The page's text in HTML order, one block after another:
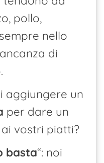
pollo,
nello
di
aggiungere un
per dare un
ai vostri piatti?
basta“: noi